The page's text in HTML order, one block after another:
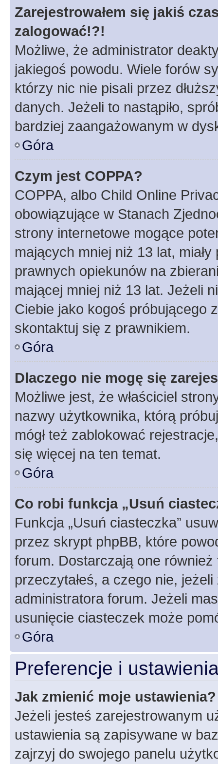
Zarejestrowałem się jakiś
zalogować!?!
Możliwe, że administrator
jakiegoś powodu. Wiele forów
którzy nic nie pisali przez
danych. Jeżeli to nastąpiło,
bardziej zaangażowanym w
Góra
Czym jest COPPA?
COPPA, albo Child Online
obowiązujące w Stanach
strony internetowe mogące
mających mniej niż 13 lat,
prawnych opiekunów na
mającej mniej niż 13 lat. Jeżeli
Ciebie jako kogoś próbującego
skontaktuj się z prawnikiem.
Góra
Dlaczego nie mogę się
Możliwe jest, że właściciel
nazwy użytkownika, którą
mógł też zablokować
się więcej na ten temat.
Góra
Co robi funkcja „Usuń
Funkcja „Usuń ciasteczka”
przez skrypt phpBB, które
forum. Dostarczają one
przeczytałeś, a czego nie,
administratora forum. Jeżeli
usunięcie ciasteczek może
Góra
Preferencje i
Jak zmienić moje ustawienia?
Jeżeli jesteś zarejestrowanym
ustawienia są zapisywane w
zajrzyj do swojego panelu